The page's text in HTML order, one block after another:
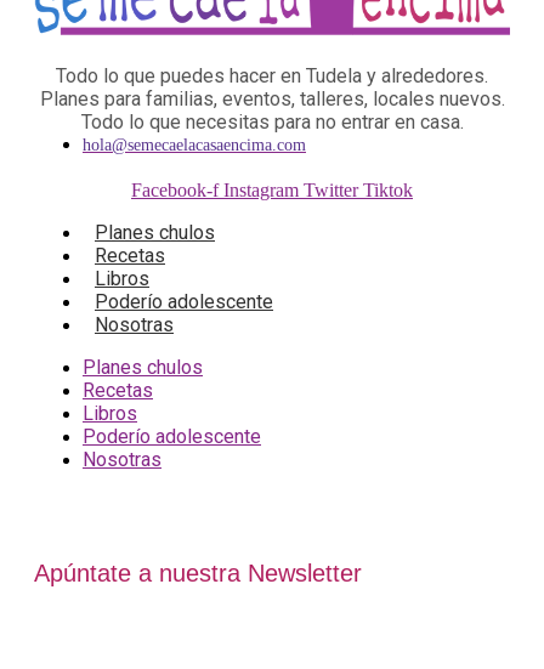
Todo lo que puedes hacer en Tudela y alrededores.
Planes para familias, eventos, talleres, locales nuevos.
Todo lo que necesitas para no entrar en casa.
hola@semecaelacasaencima.com
Facebook-f Instagram Twitter Tiktok
Planes chulos
Recetas
Libros
Poderío adolescente
Nosotras
Planes chulos
Recetas
Libros
Poderío adolescente
Nosotras
Apúntate a nuestra Newsletter